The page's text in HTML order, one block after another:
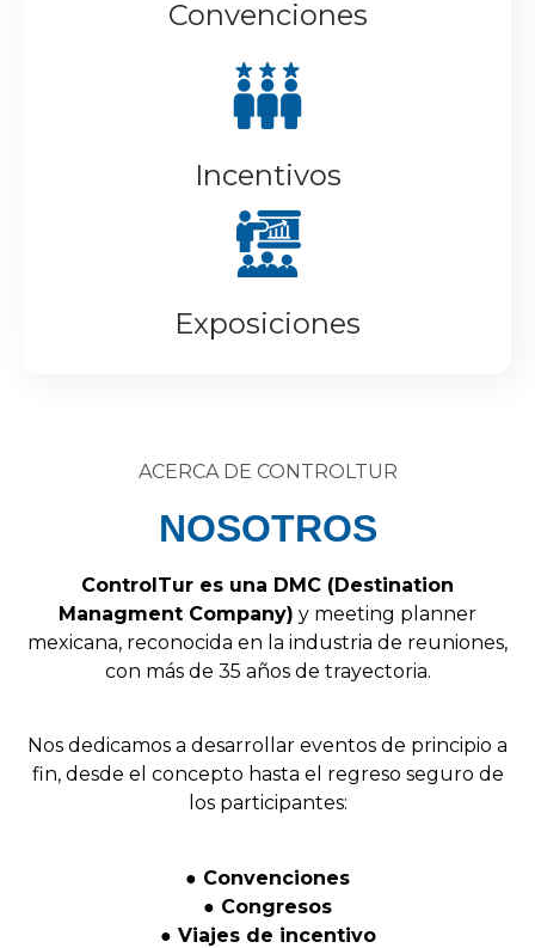
Convenciones
Incentivos
Exposiciones
ACERCA DE CONTROLTUR
NOSOTROS
ControlTur es una DMC (Destination
Managment Company) y meeting planner
mexicana, reconocida en la industria de reuniones,
con más de 35 años de trayectoria.
Nos dedicamos a desarrollar eventos de principio a
fin, desde el concepto hasta el regreso seguro de
los participantes:
● Convenciones
● Congresos
● Viajes de incentivo